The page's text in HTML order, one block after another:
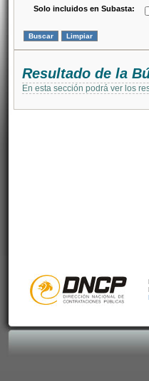
Solo incluidos en Subasta:
Resultado de la
En esta sección podrá ver los